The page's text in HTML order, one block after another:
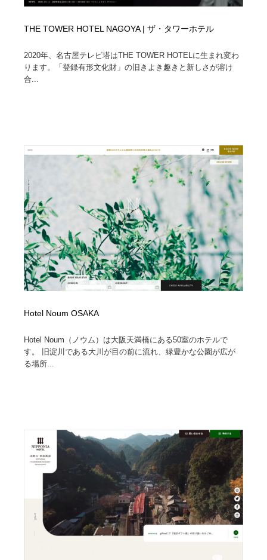
THE TOWER HOTEL NAGOYA | ザ・タワーホテル
2020年、名古屋テレビ塔はTHE TOWER HOTELに生まれ変わ
ります。「登録有形文化財」の旧きよき趣きと新しさが溶け
合...
Hotel Noum OSAKA
Hotel Noum（ノウム）は大阪天満橋にある50室のホテルで
す。 旧淀川である大川が目の前に流れ、緑豊かな公園が広が
る場所...